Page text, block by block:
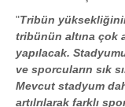
"Tribün
tribünün altına çok
yapılacak.
ve sporcuların sık
Mevcut stadyum
artılrılarak farklı